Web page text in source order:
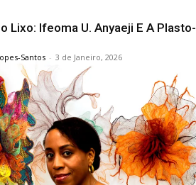
Lixo: Ifeoma U. Anyaeji E A Plasto-
Santos - 3 de Janeiro, 2026